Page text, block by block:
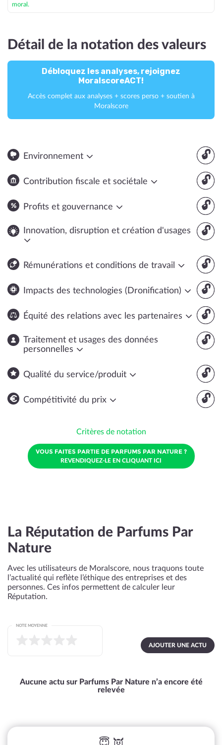
moral.
Détail de la notation des valeurs
Débloquez les analyses, rejoignez
MoralscoreACT!
Accès complet aux analyses + scores perso + soutien à
Moralscore
🔓
Environnement
🔓
Contribution fiscale et sociétale
🔓
Profits et gouvernance
🔓
Innovation, disruption et création d'usages
🔓
Rémunérations et conditions de travail
🔓
Impacts des technologies (Dronification)
🔓
Équité des relations avec les partenaires
🔓
Traitement et usages des données
personnelles
🔓
Qualité du service/produit
🔓
Compétitivité du prix
Critères de notation
VOUS FAITES PARTIE DE PARFUMS PAR NATURE ?
REVENDIQUEZ-LE EN CLIQUANT ICI
La Réputation de Parfums Par
Nature
Avec les utilisateurs de Moralscore, nous traquons toute
l’actualité qui reflète l’éthique des entreprises et des
personnes. Ces infos permettent de calculer leur
Réputation.
AJOUTER UNE ACTU
NOTE MOYENNE
Aucune actu sur Parfums Par Nature n’a encore été
relevée